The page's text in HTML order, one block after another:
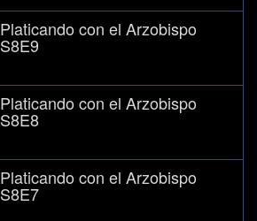
Platicando con el Arzobispo
S8E9
Platicando con el Arzobispo
S8E8
Platicando con el Arzobispo
S8E7